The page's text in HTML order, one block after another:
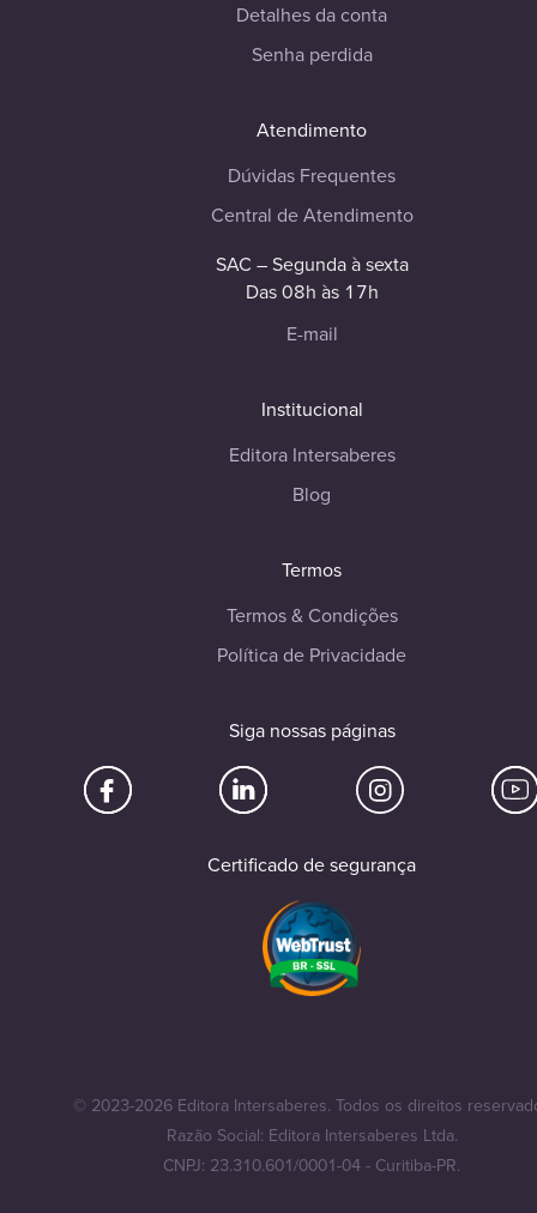
Detalhes da conta
Senha perdida
Atendimento
Dúvidas Frequentes
Central de Atendimento
SAC – Segunda à sexta
Das 08h às 17h
E-mail
Institucional
Editora Intersaberes
Blog
Termos
Termos & Condições
Política de Privacidade
Siga nossas páginas
Certificado de segurança
© 2023-2026 Editora Intersaberes. Todos os direitos
Razão Social: Editora Intersaberes Ltda.
CNPJ: 23.310.601/0001-04 - Curitiba-PR.